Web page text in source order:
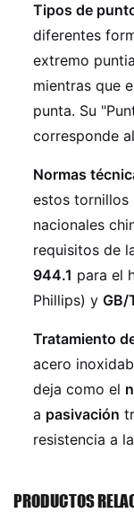
Tipos de
diferentes
extremo
mientras que
punta. Su
corresponde
Normas
estos tornillos
nacionales
requisitos de
944.1 para el
Phillips) yGB/
Tratamiento
acero
deja como el
a pasivación
resistencia a
PRODUCTOS